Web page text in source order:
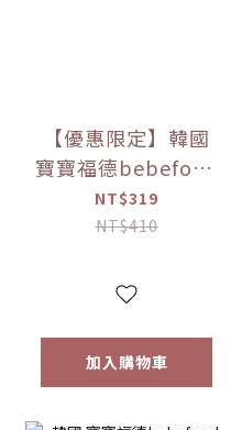
【優惠限定】韓國
寶寶福德bebefood
兒童專用調味海鹽
(120g)
NT$319
NT$410
加入購物車